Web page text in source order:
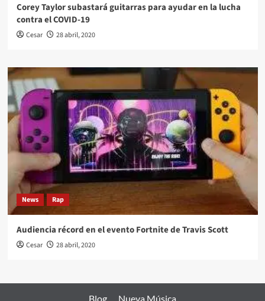
Corey Taylor subastará guitarras para ayudar en la lucha
contra el COVID-19
Cesar 28 abril, 2020
News Rap
Audiencia récord en el evento Fortnite de Travis Scott
Cesar 28 abril, 2020
Blog Nueva Música